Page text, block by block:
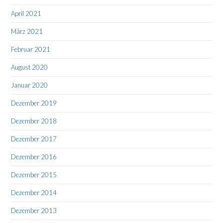
April 2021
März 2021
Februar 2021
August 2020
Januar 2020
Dezember 2019
Dezember 2018
Dezember 2017
Dezember 2016
Dezember 2015
Dezember 2014
Dezember 2013